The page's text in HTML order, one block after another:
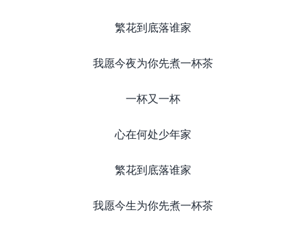
繁花到底落谁家
我愿今夜为你先煮一杯茶
一杯又一杯
心在何处少年家
繁花到底落谁家
我愿今生为你先煮一杯茶